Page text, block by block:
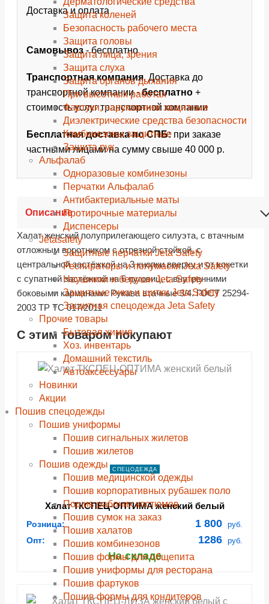
Защита коленей
Безопасность рабочего места
Защита головы
Защита лица, зрения
Защита слуха
Защита органов дыхания
При высотных работах
Фартуки, нарукавники защитные
Диэлектрические средства безопасности
Комбинезоны защитные
Защита рук
Альфалаб
Одноразовые комбинезоны
Перчатки Альфалаб
Антибактериальные маты
Протирочные материалы
Диспенсеры
Jetasafety
Защитные перчатки Jeta Safety
Респираторы и полумаски Jeta Safety
Наушники и беруши Jeta Safety
Защитные очки и щитки Jeta Safety
Защитная спецодежда Jeta Safety
Прочие товары
Бытовая химия
Хоз. инвентарь
Домашний текстиль
Автоаксессуары
Новинки
Акции
Пошив спецодежды
Пошив униформы
Пошив сигнальных жилетов
Пошив жилетов
Пошив одежды
Пошив медицинской одежды
Пошив корпоративных рубашек поло
Пошив рабочих костюмов
Пошив сумок на заказ
Пошив халатов
Пошив комбинезонов
Пошив формы для общепита
Пошив униформы для ресторана
Пошив фартуков
Пошив формы для кондитеров
Доставка и оплата
Самовывоз- бесплатно
Транспортная компания. Доставка до
транспортной компании -бесплатно +
стоимость услуг транспортной компании
Бесплатная доставка по СПБ:при заказе
частными лицами на сумму свыше 40 000 р.
Описание
Халат женский полуприлегающего силуэта, с втачным
отложным воротником с отрезной стойкой, с
центральной застёжкой на 3 кнопки вверху и от кокетки
с супатной застёжкой на 6 пуговиц, с внутренними
боковыми карманами. Рукава втачные 3/4. ГОСТ 25294-
2003 ТР ТС 017/2011
С этим товаром покупают
shopping_cart В КОРЗИНУ
ПОДРОБНЕЕ
СПЕЦОДЕЖДА
Халат ТКСПЕЦ-ОПТИМА женский белый
Розница: 1 800 руб.
Опт: 1286 руб.
На складе
shopping_cart В КОРЗИНУ
ПОДРОБНЕЕ
shopping_cart В КОРЗИНУ
ПОДРОБНЕЕ
shopping_cart В КОРЗИНУ
ПОДРОБНЕЕ
shopping_cart В КОРЗИНУ
ПОДРОБНЕЕ
shopping_cart В КОРЗИНУ
ПОДРОБНЕЕ
shopping_cart В КОРЗИНУ
ПОДРОБНЕЕ
shopping_cart В КОРЗИНУ
ПОДРОБНЕЕ